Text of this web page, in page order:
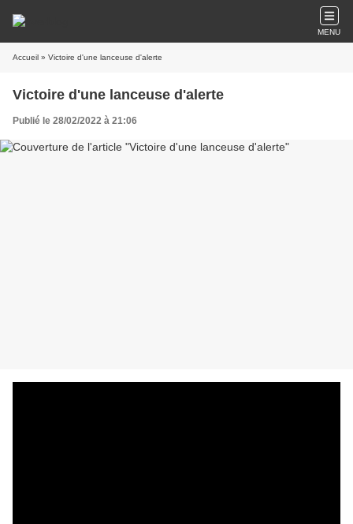
MENU
Accueil » Victoire d'une lanceuse d'alerte
Victoire d'une lanceuse d'alerte
Publié le 28/02/2022 à 21:06